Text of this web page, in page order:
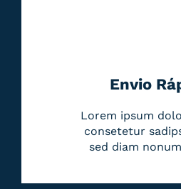
Envio
Lorem ipsum
consetetur
sed diam